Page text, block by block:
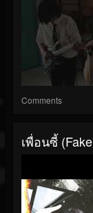
Comments
เพื่อนซี้